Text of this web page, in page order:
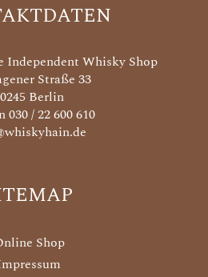
Independent Whisky Shop
Straße 33
Berlin
030 / 22 600 610
Shop